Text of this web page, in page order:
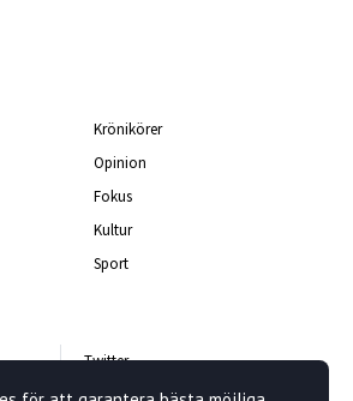
Krönikörer
Opinion
Fokus
Kultur
Sport
Twitter
Facebook